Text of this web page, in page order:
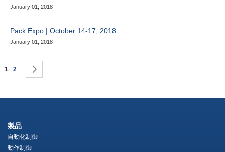
January 01, 2018
Pack Expo | October 14-17, 2018
January 01, 2018
ペ
ページを読んでいます
1 ページ
2
製品
自動化制御
動作制御